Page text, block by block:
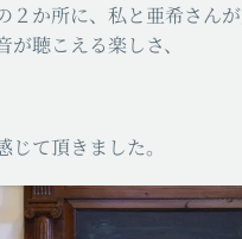
２か所に、私と亜希さん
が聴こえる楽しさ、
じて頂きました。